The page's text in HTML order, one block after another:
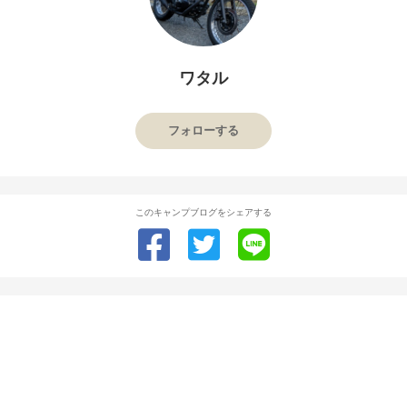
ワタル
フォローする
このキャンプブログをシェアする